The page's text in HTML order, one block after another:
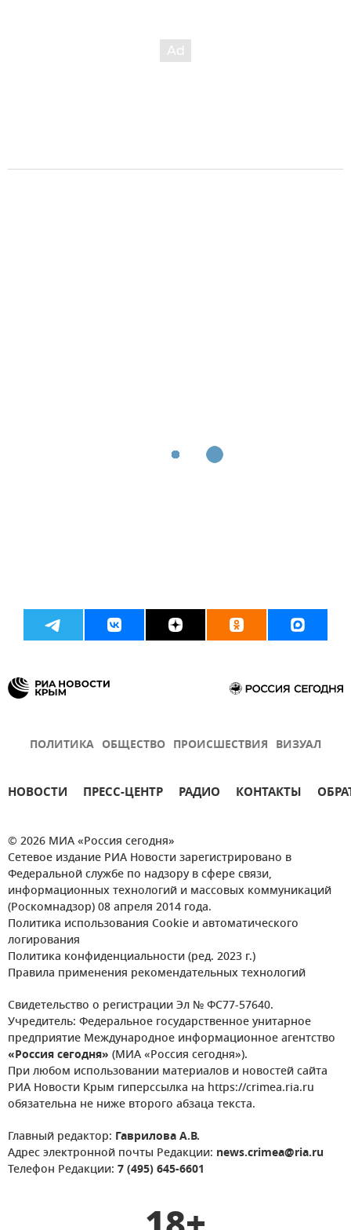
ПОЛИТИКА ОБЩЕСТВО ПРОИСШЕСТВИЯ ВИЗУАЛ
НОВОСТИ ПРЕСС-ЦЕНТР РАДИО КОНТАКТЫ
© 2026 МИА «Россия сегодня»
Сетевое издание РИА Новости зарегистрировано в
Федеральной службе по надзору в сфере связи,
информационных технологий и массовых коммуникаций
(Роскомнадзор) 08 апреля 2014 года.
Политика использования Cookie и автоматического
логирования
Политика конфиденциальности (ред. 2023 г.)
Правила применения рекомендательных технологий
Свидетельство о регистрации Эл № ФС77-57640.
Учредитель: Федеральное государственное унитарное
предприятие Международное информационное агентство
«Россия сегодня» (МИА «Россия сегодня»).
При любом использовании материалов и новостей сайта
РИА Новости Крым гиперссылка на https://crimea.ria.ru
обязательна не ниже второго абзаца текста.
Главный редактор: Гаврилова А.В.
Адрес электронной почты Редакции: news.crimea@ria.ru
Телефон Редакции: 7 (495) 645-6601